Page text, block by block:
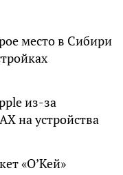
место в Сибири
из-за
на устройства
«О’Кей»